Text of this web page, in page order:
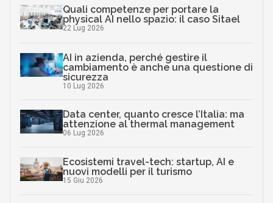
Quali competenze per portare la
physical AI nello spazio: il caso Sitael
22 Lug 2026
AI in azienda, perché gestire il
cambiamento è anche una questione di
sicurezza
10 Lug 2026
Data center, quanto cresce l’Italia: ma
attenzione al thermal management
06 Lug 2026
Ecosistemi travel-tech: startup, AI e
nuovi modelli per il turismo
15 Giu 2026